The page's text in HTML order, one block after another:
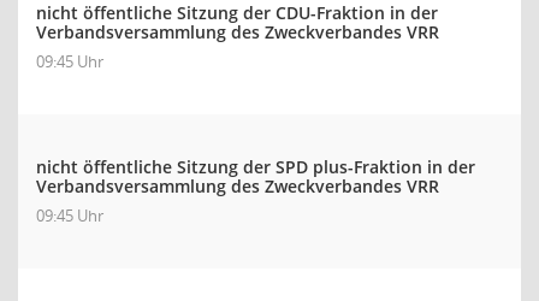
nicht öffentliche Sitzung der CDU-Fraktion in der
Verbandsversammlung des Zweckverbandes VRR
09:45 Uhr
nicht öffentliche Sitzung der SPD plus-Fraktion in der
Verbandsversammlung des Zweckverbandes VRR
09:45 Uhr